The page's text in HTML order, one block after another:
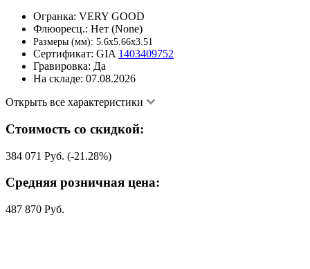
Огранка: VERY GOOD
Флюоресц.: Нет (None)
Размеры (мм): 5.6x5.66x3.51
Сертификат: GIA 1403409752
Гравировка: Да
На складе: 07.08.2026
Открыть все характеристики
Стоимость со скидкой:
384 071 Руб. (-21.28%)
Средняя розничная цена:
487 870 Руб.